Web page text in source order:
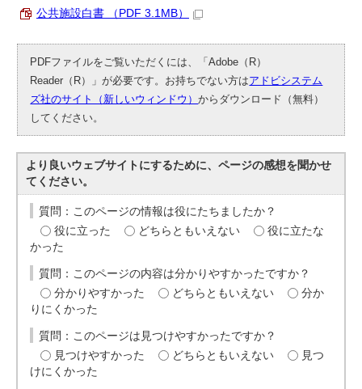
公共施設白書 （PDF 3.1MB）
PDFファイルをご覧いただくには、「Adobe（R）
Reader（R）」が必要です。お持ちでない方はアドビシステム
ズ社のサイト（新しいウィンドウ）からダウンロード（無料）
してください。
より良いウェブサイトにするために、ページの感想を聞かせ
てください。
質問：このページの情報は役にたちましたか？
役に立った
どちらともいえない
役に立たな
かった
質問：このページの内容は分かりやすかったですか？
分かりやすかった
どちらともいえない
分か
りにくかった
質問：このページは見つけやすかったですか？
見つけやすかった
どちらともいえない
見つ
けにくかった